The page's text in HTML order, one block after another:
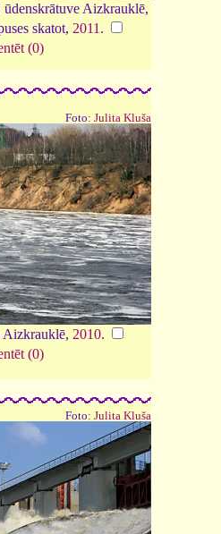
Aizkrauklē,
skatot, 2011 .
(0)
Foto: Julita Kluša
Aizkrauklē, 2010.
(0)
Foto: Julita Kluša